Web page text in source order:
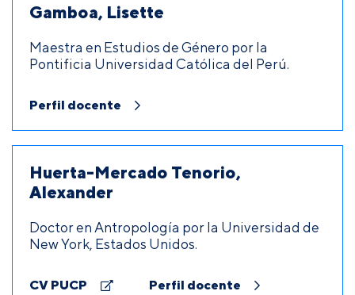
Gamboa, Lisette
Maestra en Estudios de Género por la
Pontificia Universidad Católica del Perú.
Perfil docente
Huerta-Mercado Tenorio,
Alexander
Doctor en Antropología por la Universidad de
New York, Estados Unidos.
CV PUCP Perfil docente